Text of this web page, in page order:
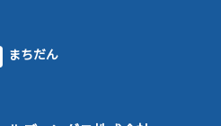
まちだん